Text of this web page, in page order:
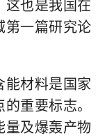
这也是我国在
第一篇研究论
能材料是国家
重要标志。
量及爆轰产物